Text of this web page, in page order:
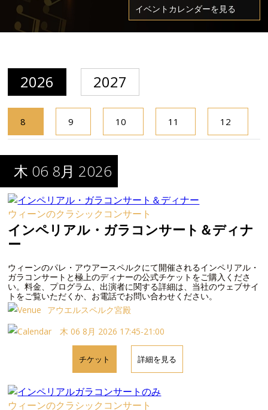
2026 2027
8 9 10 11 12
木 06 8月 2026
ウィーンのクラシックコンサート
インペリアル・ガラコンサート＆ディナ
ー
ウィーンのパレ・アウアースペルクにて開催されるインペリアル・
ガラコンサートと極上のディナーの公式チケットをご購入くださ
い。料金、プログラム、出演者に関する詳細は、当社のウェブサイ
トをご覧いただくか、お電話でお問い合わせください。
アウエルスペルク宮殿
木 06 8月 2026 17:45-21:00
チケット 詳細を見る
ウィーンのクラシックコンサート